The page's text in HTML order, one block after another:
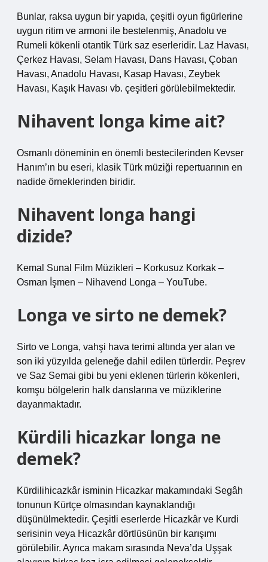
Bunlar, raksa uygun bir yapıda, çeşitli oyun figürlerine
uygun ritim ve armoni ile bestelenmiş, Anadolu ve
Rumeli kökenli otantik Türk saz eserleridir. Laz Havası,
Çerkez Havası, Selam Havası, Dans Havası, Çoban
Havası, Anadolu Havası, Kasap Havası, Zeybek
Havası, Kaşık Havası vb. çeşitleri görülebilmektedir.
Nihavent longa kime ait?
Osmanlı döneminin en önemli bestecilerinden Kevser
Hanım’ın bu eseri, klasik Türk müziği repertuarının en
nadide örneklerinden biridir.
Nihavent longa hangi
dizide?
Kemal Sunal Film Müzikleri – Korkusuz Korkak –
Osman İşmen – Nihavend Longa – YouTube.
Longa ve sirto ne demek?
Sirto ve Longa, vahşi hava terimi altında yer alan ve
son iki yüzyılda geleneğe dahil edilen türlerdir. Peşrev
ve Saz Semai gibi bu yeni eklenen türlerin kökenleri,
komşu bölgelerin halk danslarına ve müziklerine
dayanmaktadır.
Kürdili hicazkar longa ne
demek?
Kürdilihicazkâr isminin Hicazkar makamındaki Segâh
tonunun Kürtçe olmasından kaynaklandığı
düşünülmektedir. Çeşitli eserlerde Hicazkâr ve Kurdi
serisinin veya Hicazkâr dörtlüsünün bir karışımı
görülebilir. Ayrıca makam sırasında Neva’da Uşşak